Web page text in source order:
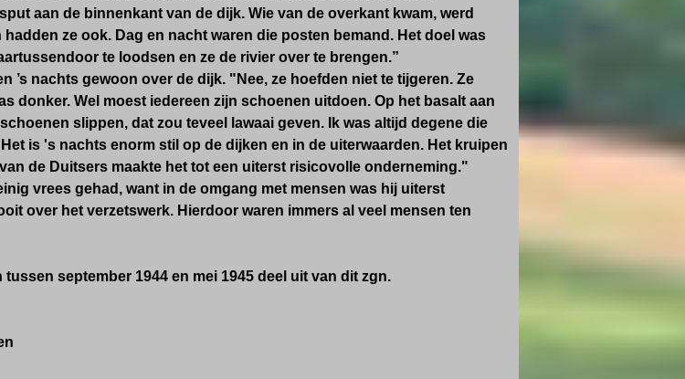
aan de binnenkant van de dijk. Wie van de overkant kwam, werd
ze ook. Dag en nacht waren die posten bemand. Het doel was
te loodsen en ze de rivier over te brengen.”
’s nachts gewoon over de dijk. "Nee, ze hoefden niet te tijgeren. Ze
donker. Wel moest iedereen zijn schoenen uitdoen. Op het basalt aan
slippen, dat zou teveel lawaai geven. Ik was altijd degene die
is 's nachts enorm stil op de dijken en in de uiterwaarden. Het kruipen
de Duitsers maakte het tot een uiterst risicovolle onderneming."
vrees gehad, want in de omgang met mensen was hij uiterst
over het verzetswerk. Hierdoor waren immers al veel mensen ten
september 1944 en mei 1945 deel uit van dit zgn.